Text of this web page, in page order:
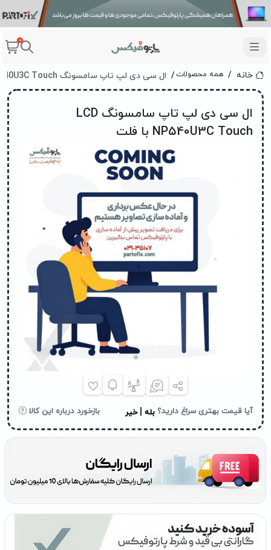
0
خانه همه محصولات ال سی دی لپ تاپ سامسونگ LCD NP540U3C Touch با فلت
ال سی دی لپ تاپ سامسونگ LCD
NP540U3C Touch با فلت
آیا قیمت بهتری سراغ دارید؟ بله خیر بازخورد درباره این کالا